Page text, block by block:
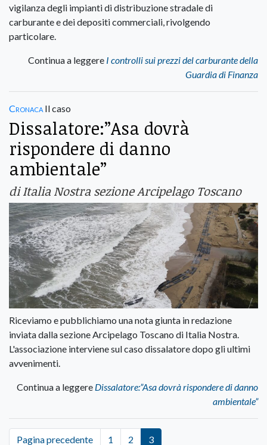
vigilanza degli impianti di distribuzione stradale di
carburante e dei depositi commerciali, rivolgendo
particolare.
Continua a leggere I controlli sui prezzi del carburante della
Guardia di Finanza
Cronaca Il caso
Dissalatore:”Asa dovrà
rispondere di danno
ambientale”
di Italia Nostra sezione Arcipelago Toscano
Riceviamo e pubblichiamo una nota giunta in redazione
inviata dalla sezione Arcipelago Toscano di Italia Nostra.
L'associazione interviene sul caso dissalatore dopo gli ultimi
avvenimenti.
Continua a leggere Dissalatore:”Asa dovrà rispondere di danno
ambientale”
Pagina precedente 1 2 3